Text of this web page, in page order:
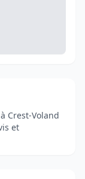
Crest-Voland
et